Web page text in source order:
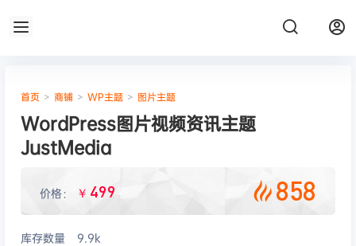
首页 > 商铺 > WP主题 > 图片主题
WordPress图片视频资讯主题
JustMedia
价格： ￥ 499 858
库存数量
9.9k